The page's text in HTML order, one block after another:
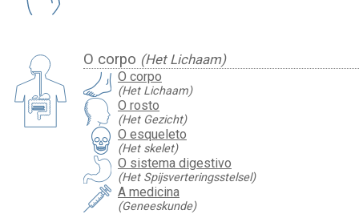
O corpo (Het Lichaam)
O corpo
(Het Lichaam)
O rosto
(Het Gezicht)
O esqueleto
(Het skelet)
O sistema digestivo
(Het Spijsverteringsstelsel)
A medicina
(Geneeskunde)